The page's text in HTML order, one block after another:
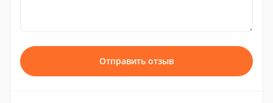
Отправить отзыв